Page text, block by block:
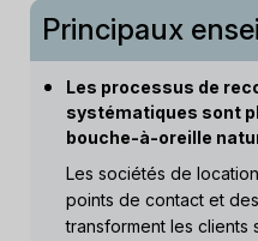
Principaux
Les processus de
systématiques sont
bouche-à-oreille
Les sociétés de
points de contact et
transforment les clients